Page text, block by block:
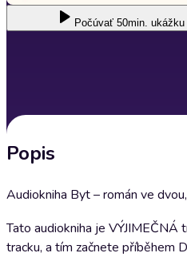
Počúvať 50min. ukážku
Popis
Audiokniha Byt – román ve
Tato audiokniha je
tracku, a tím začnete příběhem